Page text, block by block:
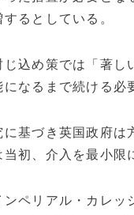
るとしている。
込め策では「著し
になるまで続ける必
基づき英国政府は
当初、介入を最小限
ペリアル・カレッ